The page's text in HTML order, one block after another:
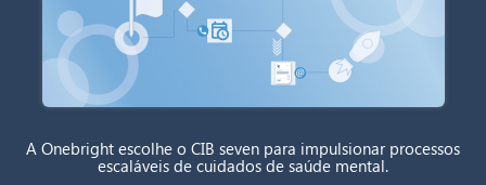
A Onebright escolhe o CIB seven para impulsionar processos
escaláveis de cuidados de saúde mental.